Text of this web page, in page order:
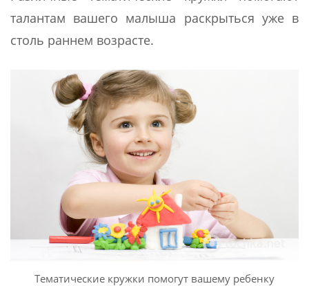
талантам вашего малыша раскрыться уже в
столь раннем возрасте.
Тематические кружки помогут вашему ребенку